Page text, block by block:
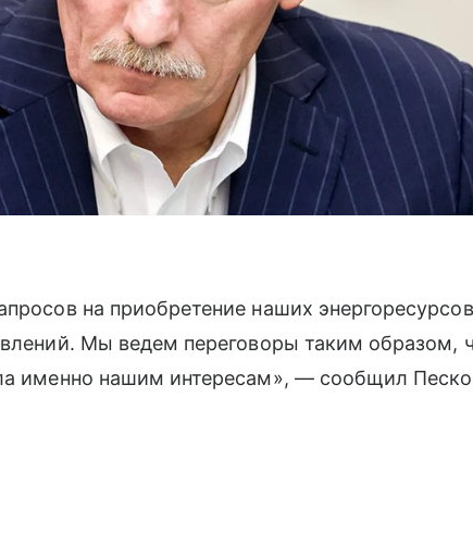
на приобретение наших энергоресурсов
Мы ведем переговоры таким образом,
именно нашим интересам», — сообщил